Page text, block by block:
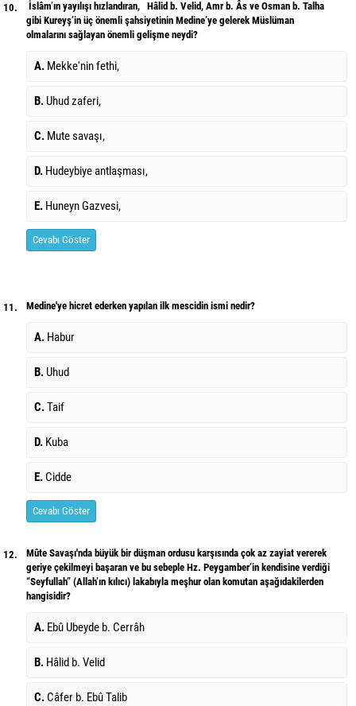
10.
İslâm’ın yayılışı hızlandıran, Hâlid b. Velid, Amr b. Âs ve Osman b. Talha
gibi Kureyş’in üç önemli şahsiyetinin Medine’ye gelerek Müslüman
olmalarını sağlayan önemli gelişme neydi?
A. Mekke'nin fethi,
B. Uhud zaferi,
C. Mute savaşı,
D. Hudeybiye antlaşması,
E. Huneyn Gazvesi,
Cevabı Göster
11. Medine'ye hicret ederken yapılan ilk mescidin ismi nedir?
A. Habur
B. Uhud
C.Taif
D. Kuba
E.Cidde
Cevabı Göster
12.
Mûte Savaşı'nda büyük bir düşman ordusu karşısında çok az zayiat vererek
geriye çekilmeyi başaran ve bu sebeple Hz. Peygamber’in kendisine verdiği
“Seyfullah” (Allah’ın kılıcı) lakabıyla meşhur olan komutan aşağıdakilerden
hangisidir?
A. Ebû Ubeyde b. Cerrâh
B. Hâlid b. Velid
C.Câfer b. Ebû Talib